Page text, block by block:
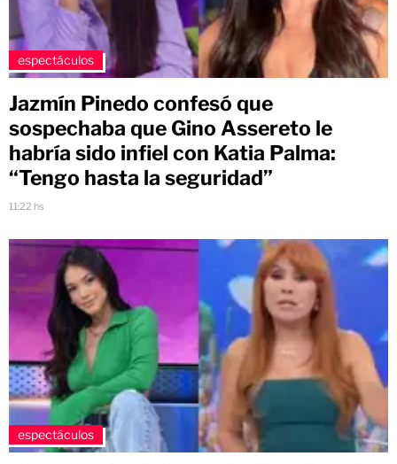
espectáculos
Jazmín Pinedo confesó que
sospechaba que Gino Assereto le
habría sido infiel con Katia Palma:
“Tengo hasta la seguridad”
11:22 hs
espectáculos